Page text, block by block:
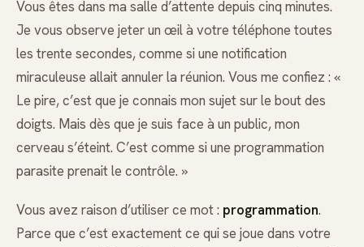
Vous êtes dans ma salle d’attente depuis cinq minutes.
Je vous observe jeter un œil à votre téléphone toutes
les trente secondes, comme si une notification
miraculeuse allait annuler la réunion. Vous me confiez : «
Le pire, c’est que je connais mon sujet sur le bout des
doigts. Mais dès que je suis face à un public, mon
cerveau s’éteint. C’est comme si une programmation
parasite prenait le contrôle. »
Vous avez raison d’utiliser ce mot : programmation.
Parce que c’est exactement ce qui se joue dans votre